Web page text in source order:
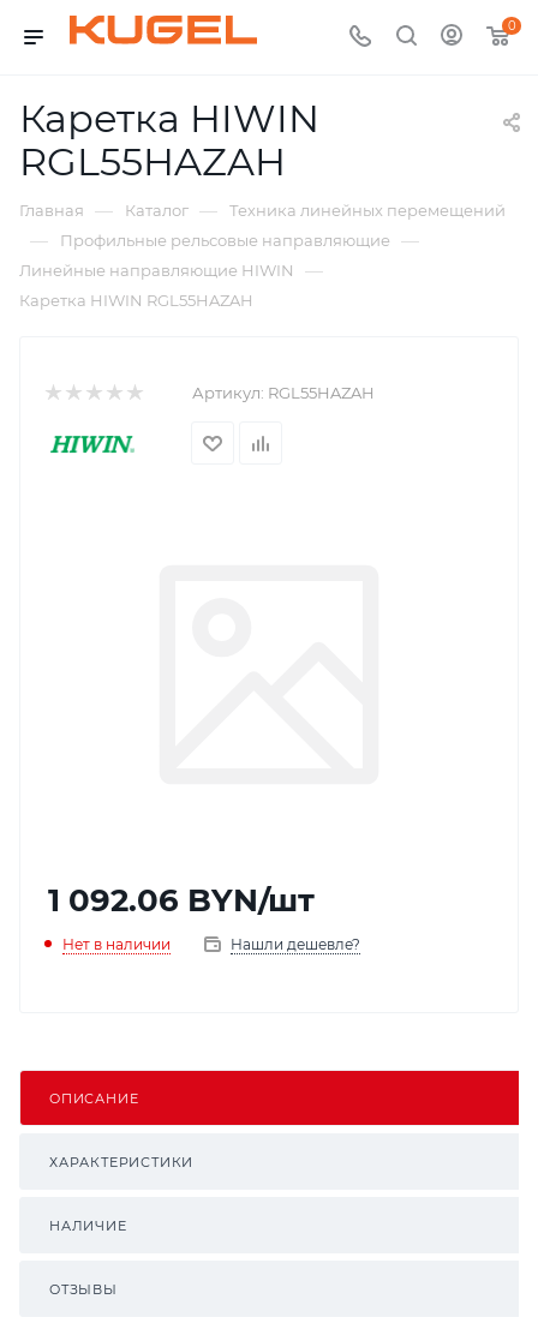
0
Каретка HIWIN
RGL55HAZAH
Главная — Каталог — Техника линейных перемещений
— Профильные рельсовые направляющие —
Линейные направляющие HIWIN —
Каретка HIWIN RGL55HAZAH
Артикул: RGL55HAZAH
1 092.06 BYN/шт
Нет в наличии Нашли дешевле?
ОПИСАНИЕ
ХАРАКТЕРИСТИКИ
НАЛИЧИЕ
ОТЗЫВЫ